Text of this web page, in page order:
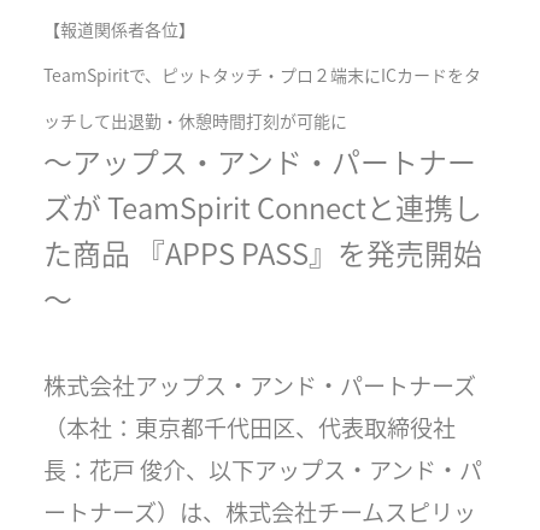
【報道関係者各位】
TeamSpiritで、ピットタッチ・プロ２端末にICカードをタ
ッチして出退勤・休憩時間打刻が可能に
〜アップス・アンド・パートナー
ズが TeamSpirit Connectと連携し
た商品 『APPS PASS』を発売開始
〜
株式会社アップス・アンド・パートナーズ
（本社：東京都千代田区、代表取締役社
長：花戸 俊介、以下アップス・アンド・パ
ートナーズ）は、株式会社チームスピリッ